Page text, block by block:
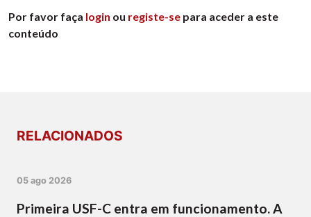
Por favor faça login ou registe-se para aceder a este
conteúdo
RELACIONADOS
05 ago 2026
Primeira USF-C entra em funcionamento. A